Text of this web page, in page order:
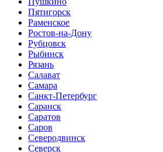
Пятигорск
Раменское
Ростов-на-Дону
Рубцовск
Рыбинск
Рязань
Салават
Самара
Санкт-Петербург
Саранск
Саратов
Саров
Северодвинск
Северск